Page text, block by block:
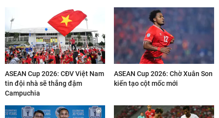
ASEAN Cup 2026: CĐV Việt Nam
tin đội nhà sẽ thắng đậm
Campuchia
ASEAN Cup 2026: Chờ Xuân Son
kiến tạo cột mốc mới